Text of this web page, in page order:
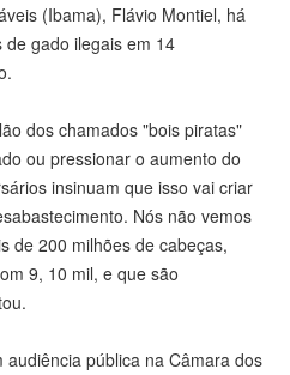
(Ibama), Flávio Montiel, há
gado ilegais em 14
dos chamados "bois piratas"
ou pressionar o aumento do
insinuam que isso vai criar
Nós não vemos
de 200 milhões de cabeças,
9, 10 mil, e que são
pública na Câmara dos